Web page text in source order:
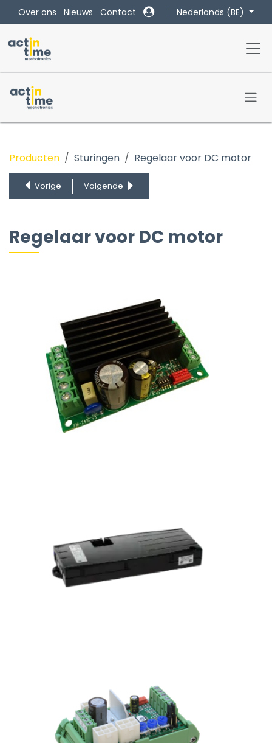
Overslaan naar inhoud
Over ons Nieuws Contact Nederlands (BE)
Frequentieregelaars
Regelaar voor servomotor
Regelaar voor borstelloze DC motor
Regelaar voor DC motor
Koppelregeling
Producten Sturingen Regelaar voor DC motor
Vorige Volgende
PLC en Motion Controller
Frequentieregelaars
Regelaar voor DC motor
Koppelregeling
Sensoren & Displays
Regelaar voor DC motor